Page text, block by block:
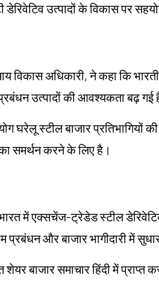
उत्पादों के विकास पर
विकास अधिकारी, ने कहा कि
उत्पादों की आवश्यकता बढ़ गई
घरेलू स्टील बाजार प्रतिभागियों
समर्थन करने के लिए है।
में एक्सचेंज-ट्रेडेड स्टील
और बाजार भागीदारी में
बाजार समाचार हिंदी में